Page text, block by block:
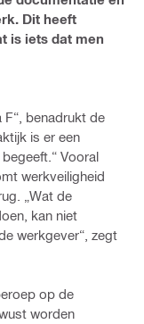
Dit heeft
is iets dat men
benadrukt de
is er een
Vooral
werkveiligheid
„Wat de
kan niet
werkgever“, zegt
op de
worden